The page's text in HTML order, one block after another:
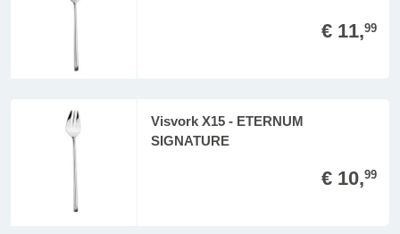
€ 11,99
Visvork X15 - ETERNUM
SIGNATURE
€ 10,99